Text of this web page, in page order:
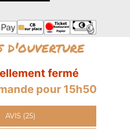
d'ouverture
fermé
pour 15h50
AVIS (25)